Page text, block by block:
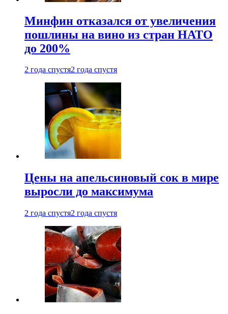
Минфин отказался от увеличения
пошлины на вино из стран НАТО
до 200%
2 года спустя2 года спустя
Цены на апельсиновый сок в мире
выросли до максимума
2 года спустя2 года спустя